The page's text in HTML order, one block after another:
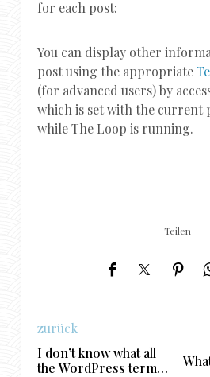
for each post:
You can display other
post using the appropriate
(for advanced users) by
which is set with the current
while The Loop is running.
Teilen
zurück
I don’t know what all
the WordPress terms